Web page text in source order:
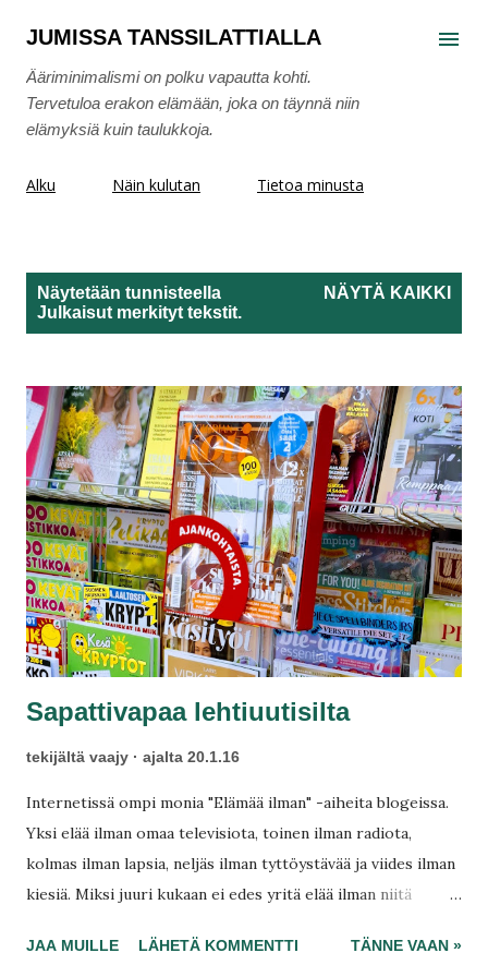
Siirry pääsisältöön
JUMISSA TANSSILATTIALLA
Ääriminimalismi on polku vapautta kohti.
Tervetuloa erakon elämään, joka on täynnä niin
elämyksiä kuin taulukkoja.
Alku Näin kulutan Tietoa minusta
Näytetään tunnisteella
Julkaisut merkityt tekstit.
NÄYTÄ KAIKKI
Sapattivapaa lehtiuutisilta
tekijältä vaajy ajalta 20.1.16
Internetissä ompi monia "Elämää ilman" -aiheita blogeissa.
Yksi elää ilman omaa televisiota, toinen ilman radiota,
kolmas ilman lapsia, neljäs ilman tyttöystävää ja viides ilman
kiesiä. Miksi juuri kukaan ei edes yritä elää ilman niitä
Aamulehti tuhlasi aikaani tuntikaupalla viikossa, mutta nyt
JAA MUILLE LÄHETÄ KOMMENTTI TÄNNE VAAN »